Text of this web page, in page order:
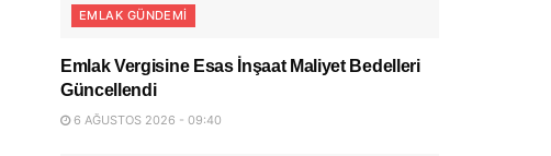
EMLAK GÜNDEMI
Emlak Vergisine Esas İnşaat Maliyet Bedelleri
Güncellendi
6 AĞUSTOS 2026 - 09:40